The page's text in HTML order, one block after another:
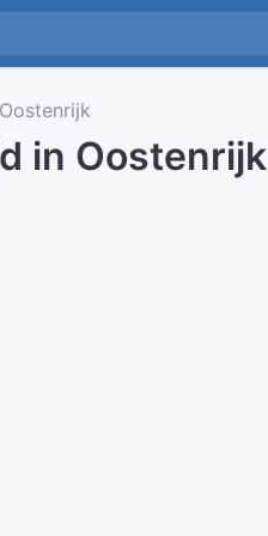
Oostenrijk
in Oostenrijk